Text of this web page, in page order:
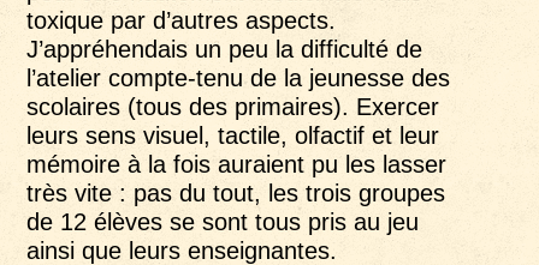
toxique par d’autres aspects.
J’appréhendais un peu la difficulté de
l’atelier compte-tenu de la jeunesse des
scolaires (tous des primaires). Exercer
leurs sens visuel, tactile, olfactif et leur
mémoire à la fois auraient pu les lasser
très vite : pas du tout, les trois groupes
de 12 élèves se sont tous pris au jeu
ainsi que leurs enseignantes.